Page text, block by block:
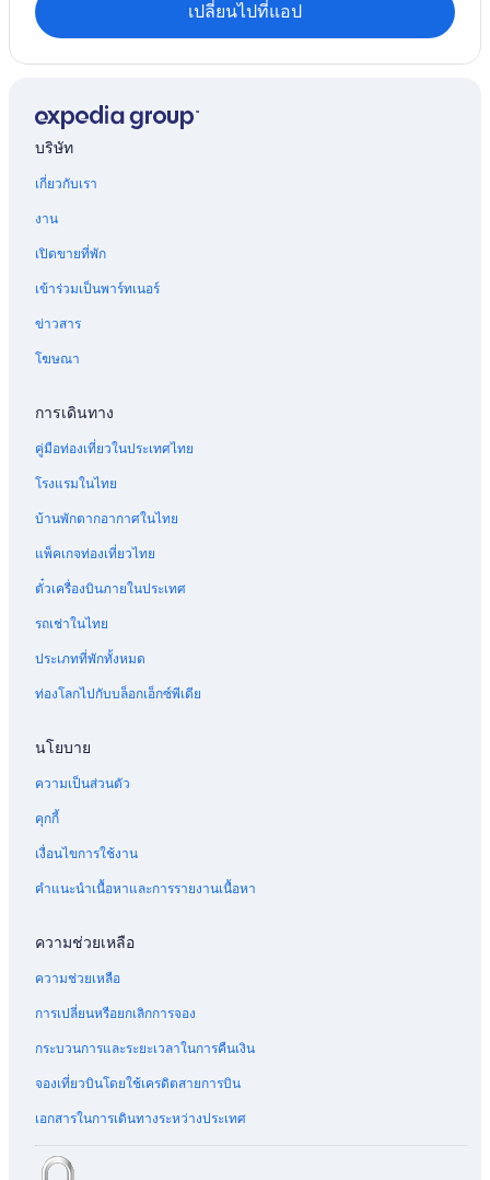
เปลี่ยนไปที่แอป
บริษัท
เกี่ยวกับเรา
งาน
เปิดขายที่พัก
เข้าร่วมเป็นพาร์ทเนอร์
ข่าวสาร
โฆษณา
การเดินทาง
คู่มือท่องเที่ยวในประเทศไทย
โรงแรมในไทย
บ้านพักตากอากาศในไทย
แพ็คเกจท่องเที่ยวไทย
ตั๋วเครื่องบินภายในประเทศ
รถเช่าในไทย
ประเภทที่พักทั้งหมด
ท่องโลกไปกับบล็อกเอ็กซ์พีเดีย
นโยบาย
ความเป็นส่วนตัว
คุกกี้
เงื่อนไขการใช้งาน
คำแนะนำเนื้อหาและการรายงานเนื้อหา
ความช่วยเหลือ
ความช่วยเหลือ
การเปลี่ยนหรือยกเลิกการจอง
กระบวนการและระยะเวลาในการคืนเงิน
จองเที่ยวบินโดยใช้เครดิตสายการบิน
เอกสารในการเดินทางระหว่างประเทศ